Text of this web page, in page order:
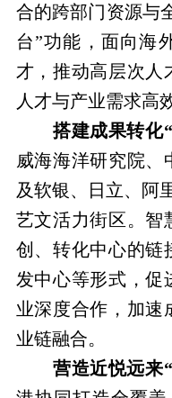
合的跨部门资源与
台”功能，面向海
才，推动高层次人
人才与产业需求高
搭建成果转化“
威海海洋研究院、
及软银、日立、阿
艺文活力街区。智
创、转化中心的链
发中心等形式，促
业深度合作，加速
业链融合。
营造近悦远来“